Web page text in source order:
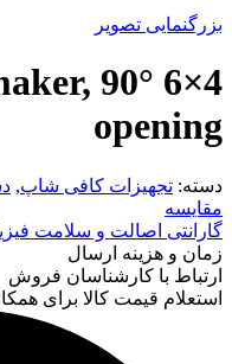
بزرگنمایی تصویر
90°
opening
دسته: تجهیزات کافی شاپ,
مقایسه
گارانتی اصالت و سلامت
زمان و هزینه ارسال
ارتباط با کارشناسان فروش
استعلام قیمت کالا برای